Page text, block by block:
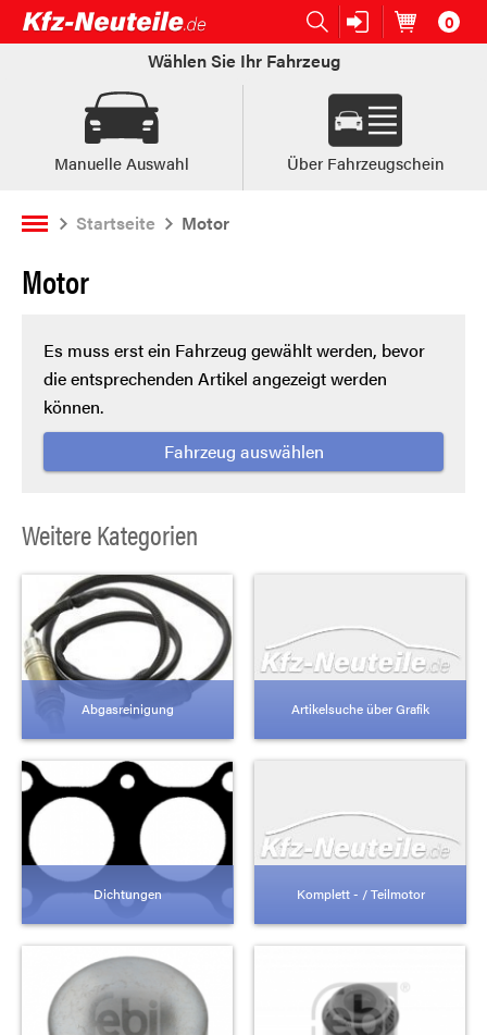
Open submenu (Ersatzteile:)
Ersatzteile: Artikel im
0
Wählen Sie Ihr Fahrzeug
Manuelle Auswahl Über Fahrzeugschein
Startseite Motor
Motor
Es muss erst ein Fahrzeug gewählt werden, bevor
die entsprechenden Artikel angezeigt werden
können.
Fahrzeug auswählen
Weitere Kategorien
Abgasreinigung Artikelsuche über Grafik
Dichtungen Komplett - / Teilmotor